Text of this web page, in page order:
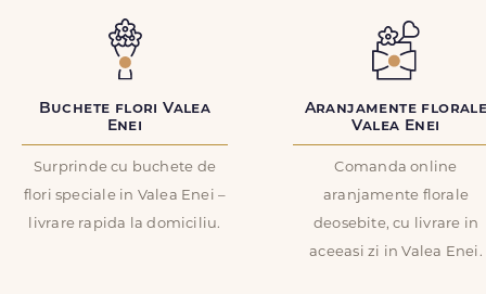
Buchete flori Valea
Enei
Surprinde cu buchete de
flori speciale in Valea Enei –
livrare rapida la domiciliu.
Aranjamente
Valea Enei
Comanda online
aranjamente florale
deosebite, cu livrare in
aceeasi zi in Valea Enei.